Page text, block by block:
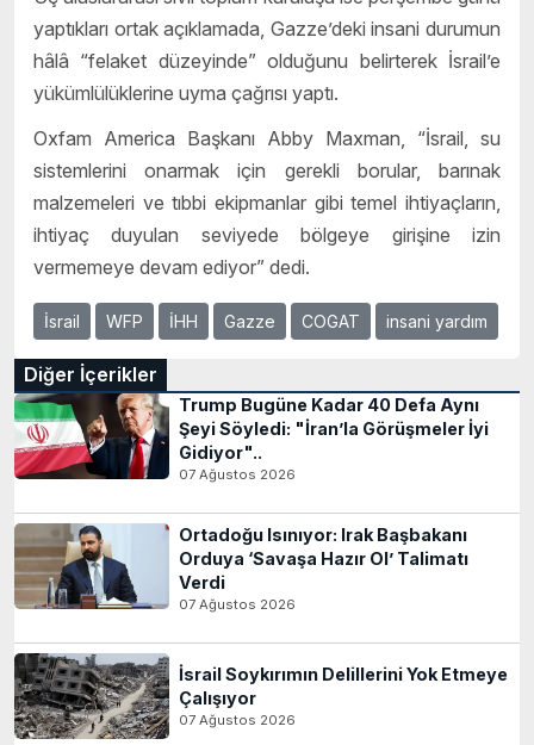
yaptıkları ortak açıklamada, Gazze’deki insani durumun
hâlâ “felaket düzeyinde” olduğunu belirterek İsrail’e
yükümlülüklerine uyma çağrısı yaptı.
Oxfam America Başkanı Abby Maxman, “İsrail, su
sistemlerini onarmak için gerekli borular, barınak
malzemeleri ve tıbbi ekipmanlar gibi temel ihtiyaçların,
ihtiyaç duyulan seviyede bölgeye girişine izin
vermemeye devam ediyor” dedi.
İsrail WFP İHH Gazze COGAT insani yardım
Diğer İçerikler
Trump Bugüne Kadar 40 Defa Aynı
Şeyi Söyledi: "İran’la Görüşmeler İyi
Gidiyor"..
07 Ağustos 2026
Ortadoğu Isınıyor: Irak Başbakanı
Orduya ‘Savaşa Hazır Ol’ Talimatı
Verdi
07 Ağustos 2026
İsrail Soykırımın Delillerini Yok Etmeye
Çalışıyor
07 Ağustos 2026